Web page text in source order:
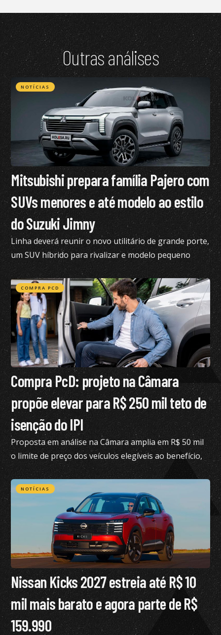
Outras análises
NOTÍCIAS
Mitsubishi prepara família Pajero com
SUVs menores e até modelo ao estilo
do Suzuki Jimny
Linha deverá reunir o novo utilitário de grande porte,
um SUV híbrido para rivalizar e modelo pequeno
semelhante ao Suzuki Jimny
COMPRA PCD
Compra PcD: projeto na Câmara
propõe elevar para R$ 250 mil teto de
isenção do IPI
Proposta em análise na Câmara amplia em R$ 50 mil
o limite de preço dos veículos elegíveis ao benefício,
hoje fixado em R$ 200 mil
NOTÍCIAS
Nissan Kicks 2027 estreia até R$ 10
mil mais barato e agora parte de R$
159.990